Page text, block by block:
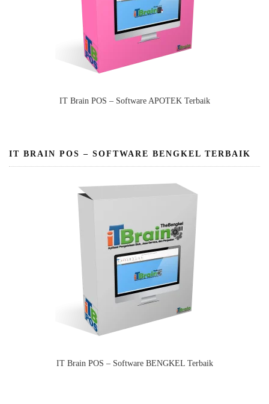
IT Brain POS – Software APOTEK Terbaik
IT BRAIN POS – SOFTWARE BENGKEL TERBAIK
IT Brain POS – Software BENGKEL Terbaik